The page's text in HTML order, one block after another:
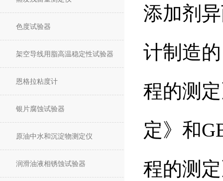
色度试验器
架空导线用脂高温稳定性试验器
恩格拉粘度计
银片腐蚀试验器
原油中水和沉淀物测定仪
润滑油液相锈蚀试验器
添加剂
计制造
程的测
定》和
程的测